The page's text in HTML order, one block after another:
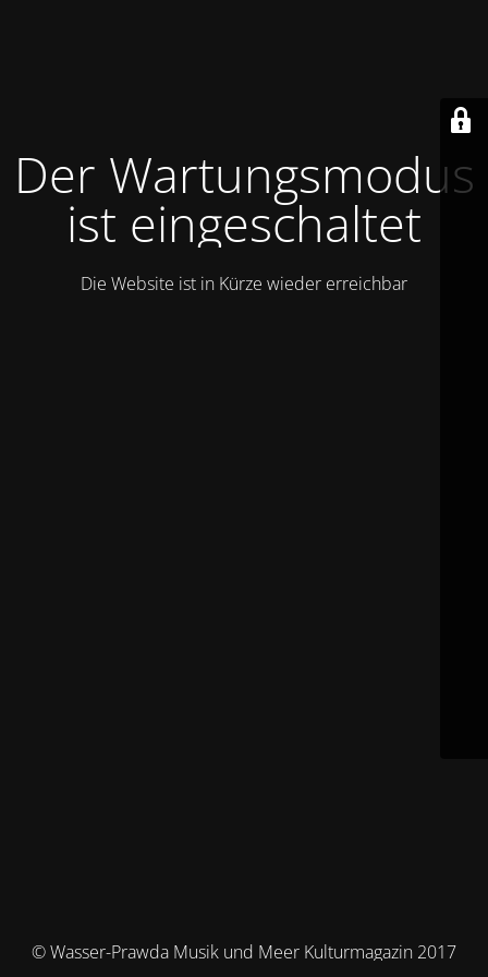
Der Wartungsmodus
ist eingeschaltet
Die Website ist in Kürze wieder erreichbar
© Wasser-Prawda Musik und Meer Kulturmagazin 2017